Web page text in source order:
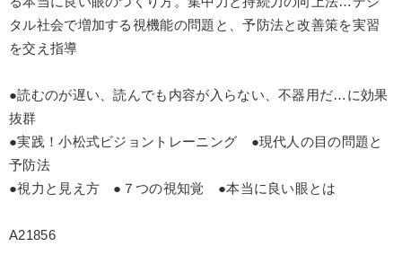
卸売・小売・飲食業
IT・サービス・金融業
キーワード
一流人
両利きの経営 一倉定
※「更新」を押すと「テーマ」「キーワード」を更新いただけます。
タル社会で増加する視機能の問題と、予防法と改善策を実習
を交え指導
●読むのが遅い、読んでも内容が入らない、不器用だ…に効果
抜群
●実践！小松式ビジョントレーニング ●現代人の目の問題と
予防法
●視力と見え方 ●７つの視知覚 ●本当に良い眼とは
A21856